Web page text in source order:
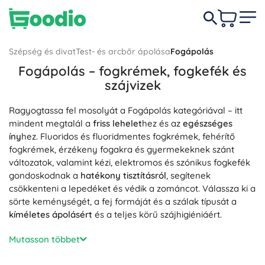
Szépség és divatTest- és arcbőr ápolásaFogápolás
Fogápolás – fogkrémek, fogkefék és
szájvizek
Ragyogtassa fel mosolyát a Fogápolás kategóriával – itt
mindent megtalál a friss lehelethez és az egészséges
ínyhez. Fluoridos és fluoridmentes fogkrémek, fehérítő
fogkrémek, érzékeny fogakra és gyermekeknek szánt
változatok, valamint kézi, elektromos és szónikus fogkefék
gondoskodnak a hatékony tisztításról, segítenek
csökkenteni a lepedéket és védik a zománcot. Válassza ki a
sörte keménységét, a fej formáját és a szálak típusát a
kíméletes ápolásért és a teljes körű szájhigiéniáért.
A fogközök ápolásához és a dentálhigiénéhez használjon
különböző méretű fogköztisztító keféket, fogselymet,
Mutasson többet